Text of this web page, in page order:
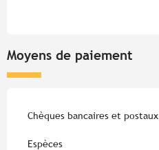
Moyens de paiement
Chèques bancaires et postaux
Espèces